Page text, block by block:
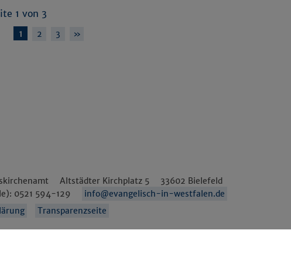
1 von 3
1
2 3 »
Altstädter Kirchplatz 5 33602 Bielefeld
0521 594-129
info@evangelisch-in-westfalen.de
Transparenzseite